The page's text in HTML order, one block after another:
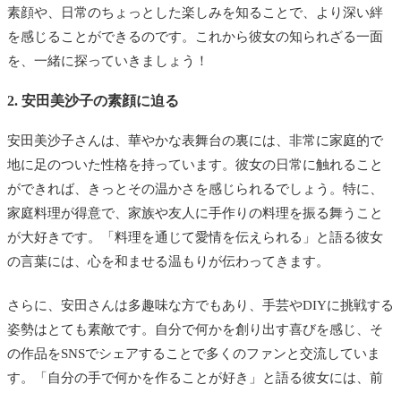
素顔や、日常のちょっとした楽しみを知ることで、より深い絆
を感じることができるのです。これから彼女の知られざる一面
を、一緒に探っていきましょう！
2. 安田美沙子の素顔に迫る
安田美沙子さんは、華やかな表舞台の裏には、非常に家庭的で
地に足のついた性格を持っています。彼女の日常に触れること
ができれば、きっとその温かさを感じられるでしょう。特に、
家庭料理が得意で、家族や友人に手作りの料理を振る舞うこと
が大好きです。「料理を通じて愛情を伝えられる」と語る彼女
の言葉には、心を和ませる温もりが伝わってきます。
さらに、安田さんは多趣味な方でもあり、手芸やDIYに挑戦する
姿勢はとても素敵です。自分で何かを創り出す喜びを感じ、そ
の作品をSNSでシェアすることで多くのファンと交流していま
す。「自分の手で何かを作ることが好き」と語る彼女には、前